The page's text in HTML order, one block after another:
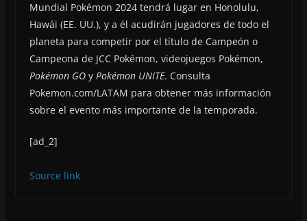
Mundial Pokémon 2024 tendrá lugar en Honolulu,
Hawái (EE. UU.), y a él acudirán jugadores de todo el
planeta para competir por el título de Campeón o
Campeona de JCC Pokémon, videojuegos Pokémon,
Pokémon GOy Pokémon UNITE. Consulta
Pokemon.com/LATAM para obtener más información
sobre el evento más importante de la temporada.
[ad_2]
Source link